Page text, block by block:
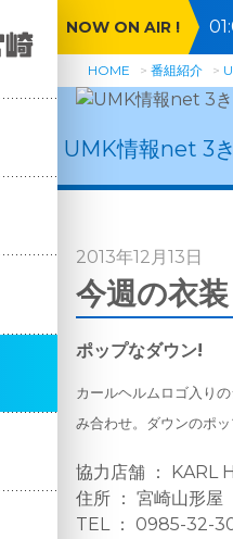
NOW ON AIR !
HOME 番組紹介
UMK情報net 3き
2013年12月13日
今週の衣装
ポップなダウン!
カールヘルムロゴ入り
み合わせ。 ダウンのポ
協力店舗 ： KARL
住所 ： 宮崎山形屋
TEL ： 0985-32-